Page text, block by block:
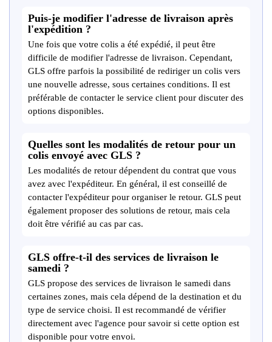
Puis-je modifier l'adresse de livraison après
l'expédition ?
Une fois que votre colis a été expédié, il peut être
difficile de modifier l'adresse de livraison. Cependant,
GLS offre parfois la possibilité de rediriger un colis vers
une nouvelle adresse, sous certaines conditions. Il est
préférable de contacter le service client pour discuter des
options disponibles.
Quelles sont les modalités de retour pour un
colis envoyé avec GLS ?
Les modalités de retour dépendent du contrat que vous
avez avec l'expéditeur. En général, il est conseillé de
contacter l'expéditeur pour organiser le retour. GLS peut
également proposer des solutions de retour, mais cela
doit être vérifié au cas par cas.
GLS offre-t-il des services de livraison le
samedi ?
GLS propose des services de livraison le samedi dans
certaines zones, mais cela dépend de la destination et du
type de service choisi. Il est recommandé de vérifier
directement avec l'agence pour savoir si cette option est
disponible pour votre envoi.